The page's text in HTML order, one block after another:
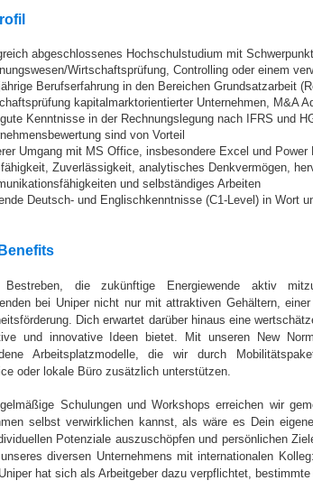
abgeschlossenes Hochschulstudium mit Schwerpunkt
Wirtschaftsprüfung, Controlling oder einem
Berufserfahrung in den Bereichen Grundsatzarbeit
kapitalmarktorientierter Unternehmen, M&A
Kenntnisse in der Rechnungslegung nach IFRS und
sind von Vorteil
Umgang mit MS Office, insbesondere Excel und Power
Zuverlässigkeit, analytisches Denkvermögen,
und selbständiges Arbeiten
Deutsch- und Englischkenntnisse (C1-Level) in Wort
die zukünftige Energiewende aktiv
bei Uniper nicht nur mit attraktiven Gehältern,
Dich erwartet darüber hinaus eine
und innovative Ideen bietet. Mit unseren New
Arbeitsplatzmodelle, die wir durch
oder lokale Büro zusätzlich unterstützen.
Schulungen und Workshops erreichen wir
selbst verwirklichen kannst, als wäre es Dein
Potenziale auszuschöpfen und persönlichen
diversen Unternehmens mit internationalen
hat sich als Arbeitgeber dazu verpflichtet,